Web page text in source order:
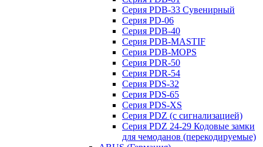
Серия PDB-33 Сувенирный
Серия PD-06
Серия PDB-40
Серия PDB-MASTIF
Серия PDB-MOPS
Серия PDR-50
Серия PDR-54
Серия PDS-32
Серия PDS-65
Серия PDS-XS
Серия PDZ (с сигнализацией)
Серия PDZ 24-29 Кодовые замки
для чемоданов (перекодируемые)